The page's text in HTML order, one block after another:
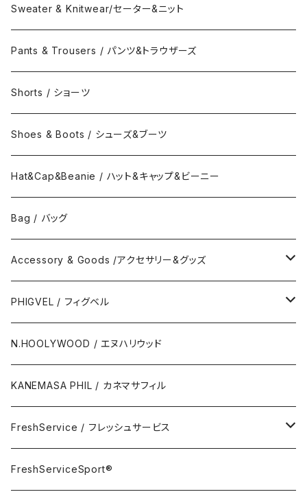
Collar Long Shirt / 襟付き長袖シャツ
Collar Short Shirt / 襟付き半袖シャツ
Polo Long Shirt / 長袖ポロシャツ
Polo Short Shirt / 半袖ポロシャツ
T-Shirts / Tシャツ
Long Sleeve Tee / 長袖Tシャツ
Short Sleeve Tee / 半袖Tシャツ
Crew Neck Sweat /クルーネックスウェット
Turtle Neck Sweat/タートルネックスウェット
Hood Sweat / フードスウェット
Sweater & Knitwear/セーター&ニット
Pants & Trousers / パンツ&トラウザーズ
Shorts / ショーツ
Shoes & Boots / シューズ&ブーツ
Hat&Cap&Beanie / ハット&キャップ&ビーニー
Bag / バッグ
Accessory & Goods /アクセサリー&グッズ
Wallet & Coincase
Card Case
Key Hook
Room Spray
Accessory
PHIGVEL / フィグベル
The Permanent / パーマネント
N.HOOLYWOOD / エヌハリウッド
KANEMASA PHIL / カネマサフィル
FreshService / フレッシュサービス
FreshServiceSport®
FreshServiceSport®